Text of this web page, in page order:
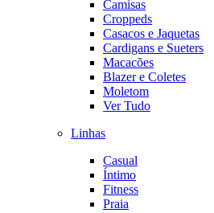
Camisas
Croppeds
Casacos e Jaquetas
Cardigans e Sueters
Macacões
Blazer e Coletes
Moletom
Ver Tudo
Linhas
Casual
Íntimo
Fitness
Praia